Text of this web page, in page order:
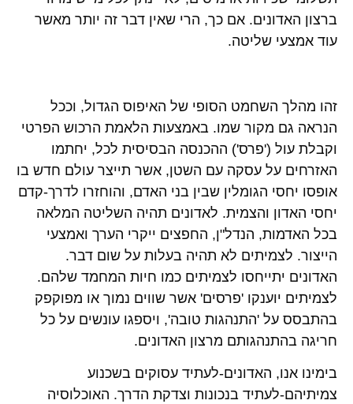
ברצון האדונים. אם כך, הרי שאין דבר זה יותר מאשר
עוד אמצעי שליטה.
זהו מהלך השחמט הסופי של האיפוס הגדול, וככל
הנראה גם מקור שמו. באמצעות הלאמת הרכוש הפרטי
וקבלת עול ('פרס') ההכנסה הבסיסית לכל, יחתמו
האזרחים על עסקה עם השטן, אשר תייצר עולם חדש בו
אופסו יחסי הגומלין שבין בני האדם, והוחזרו לדרך-קדם
יחסי האדון והצמית. לאדונים תהיה השליטה המלאה
בכל האדמות, הנדל"ן, החפצים ייקרי הערך ואמצעי
הייצור. לצמיתים לא תהיה בעלות על שום דבר.
האדונים יתייחסו לצמיתים כמו חיות המחמד שלהם.
לצמיתים יוענקו 'פרסים' אשר שווים נמוך או מפוקפק
בהתבסס על 'התנהגות טובה', ויספגו עונשים על כל
חריגה בהתנהגותם מרצון האדונים.
בימינו אנו, האדונים-לעתיד עסוקים בשכנוע
צמיתיהם-לעתיד בנכונות וצדקת הדרך. האוכלוסיה